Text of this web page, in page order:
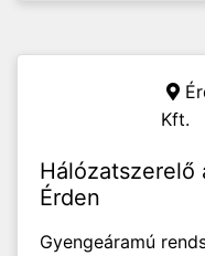
Kft.
Hálózatszerelő
Érden
Gyengeáramú